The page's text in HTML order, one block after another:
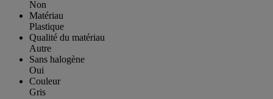
Non
Matériau
Plastique
Qualité du matériau
Autre
Sans halogène
Oui
Couleur
Gris